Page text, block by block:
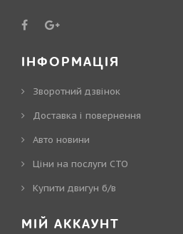
ІНФОРМАЦІЯ
Зворотний дзвінок
Доставка і повернення
Авто новини
Ціни на послуги СТО
Купити двигун б/в
МІЙ АККАУНТ